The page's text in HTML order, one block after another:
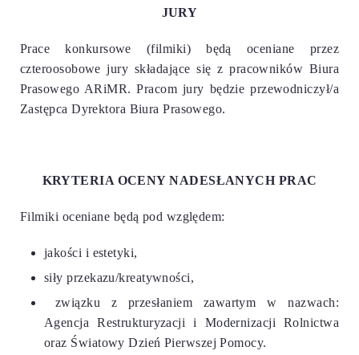
JURY
Prace konkursowe (filmiki) będą oceniane przez
czteroosobowe jury składające się z pracowników Biura
Prasowego ARiMR. Pracom jury będzie przewodniczył/a
Zastępca Dyrektora Biura Prasowego.
KRYTERIA OCENY NADESŁANYCH PRAC
Filmiki oceniane będą pod względem:
jakości i estetyki,
siły przekazu/kreatywności,
związku z przesłaniem zawartym w nazwach:
Agencja Restrukturyzacji i Modernizacji Rolnictwa
oraz Światowy Dzień Pierwszej Pomocy.